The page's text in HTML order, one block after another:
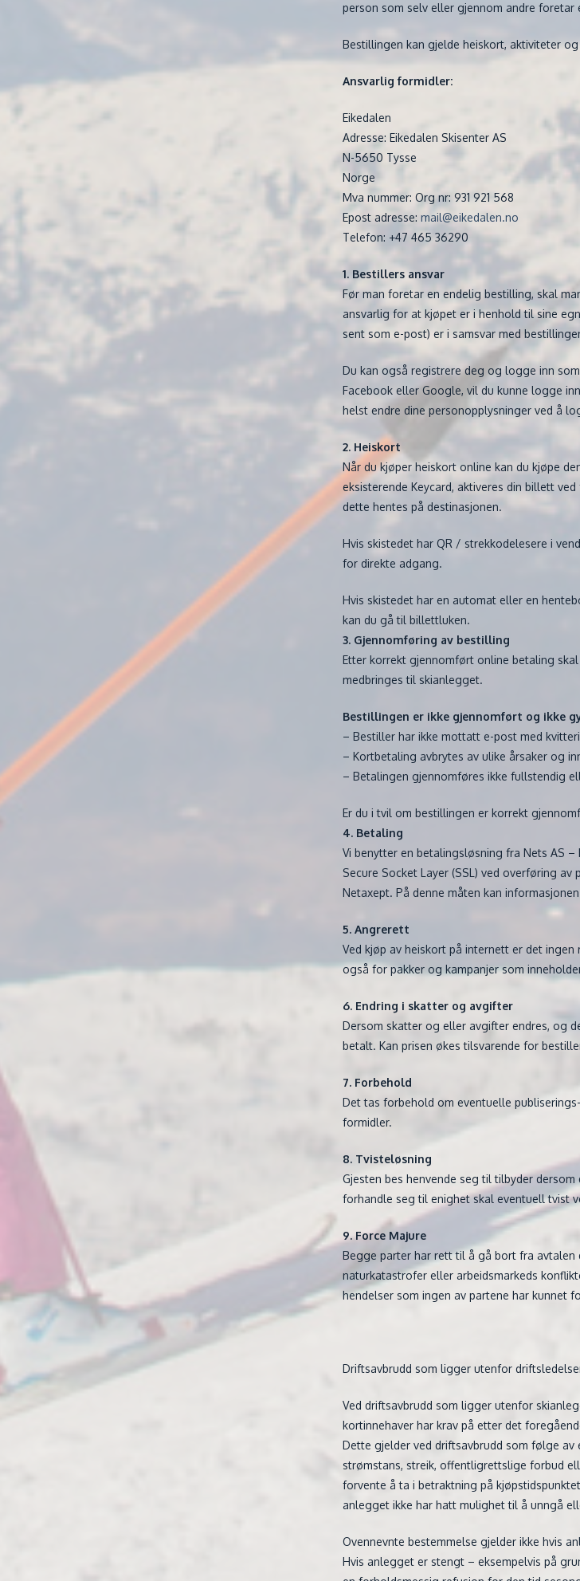
person som selv eller gjennom andre
Bestillingen kan gjelde heiskort, aktiviteter
Ansvarlig formidler:
Eikedalen
Adresse: Eikedalen Skisenter AS
N-5650 Tysse
Norge
Mva nummer: Org nr: 931 921 568
Epost adresse: mail@eikedalen.no
Telefon: +47 465 36290
1. Bestillers ansvar
Før man foretar en endelig bestilling, skal
ansvarlig for at kjøpet er i henhold til sine
sent som e-post) er i samsvar med
Du kan også registrere deg og logge inn
Facebook eller Google, vil du kunne logge
helst endre dine personopplysninger ved å
2. Heiskort
Når du kjøper heiskort online kan du kjøpe
eksisterende Keycard, aktiveres din billett
dette hentes på destinasjonen.
Hvis skistedet har QR / strekkodelesere i
for direkte adgang.
Hvis skistedet har en automat eller en
kan du gå til billettluken.
3. Gjennomføring av bestilling
Etter korrekt gjennomført online betaling
medbringes til skianlegget.
Bestillingen er ikke gjennomført og ikke
– Bestiller har ikke mottatt e-post med
– Kortbetaling avbrytes av ulike årsaker og
– Betalingen gjennomføres ikke fullstendig
Er du i tvil om bestillingen er korrekt
4. Betaling
Vi benytter en betalingsløsning fra Nets AS
Secure Socket Layer (SSL) ved overføring
Netaxept. På denne måten kan
5. Angrerett
Ved kjøp av heiskort på internett er det
også for pakker og kampanjer som
6. Endring i skatter og avgifter
Dersom skatter og eller avgifter endres, og
betalt. Kan prisen økes tilsvarende for
7. Forbehold
Det tas forbehold om eventuelle
formidler.
8. Tvisteløsning
Gjesten bes henvende seg til tilbyder
forhandle seg til enighet skal eventuell tvist
9. Force Majure
Begge parter har rett til å gå bort fra avtalen
naturkatastrofer eller arbeidsmarkeds
hendelser som ingen av partene har kunnet
Driftsavbrudd som ligger utenfor
Ved driftsavbrudd som ligger utenfor
kortinnehaver har krav på etter det
Dette gjelder ved driftsavbrudd som følge av
strømstans, streik, offentligrettslige forbud
forvente å ta i betraktning på
anlegget ikke har hatt mulighet til å unngå
Ovennevnte bestemmelse gjelder ikke hvis
Hvis anlegget er stengt – eksempelvis på